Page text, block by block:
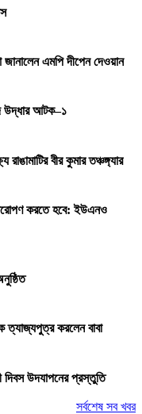
এমপি দীপেন দেওয়ান
উদ্ধার আটক–১
বীর কুমার তঞ্চঙ্গ্যার
করতে হবে: ইউএনও
ত্যাজ্যপুত্র করলেন বাবা
দিবস উদযাপনের প্রস্তুতি
সর্বশেষ সব খবর